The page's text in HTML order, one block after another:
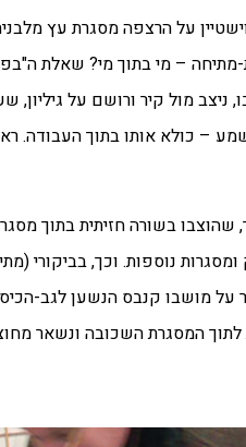
על הרצפה מסגרת עץ
מול קיר ורושם על
– כולא אותו בתוך העבודה.
בשורה חזיתית בתוך
נוספות. וכך,
מושבו קנבס הנשען לגב-
המסגרת השכובה ונשאר